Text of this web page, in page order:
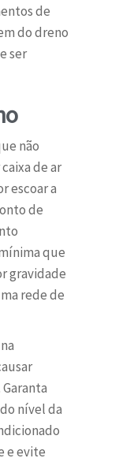
de
do dreno
ser
não
de ar
escoar a
de
que
gravidade
rede de
nível da
e evite